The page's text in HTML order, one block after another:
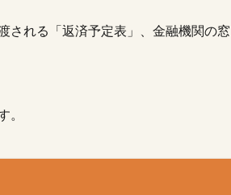
される「返済予定表」、金融機関の窓
。